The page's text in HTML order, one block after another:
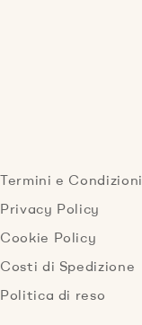
Termini e Condizioni
Privacy Policy
Cookie Policy
Costi di Spedizione
Politica di reso